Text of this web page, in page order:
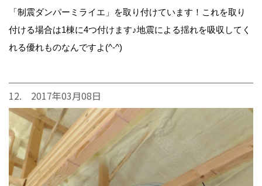
「制震ダンパーミライエ」を取り付けています！これを取り
付ける場合は1棟に4つ付けます♪地震による揺れを吸収してく
れる優れものなんですよ(^-^)
12. 2017年03月08日